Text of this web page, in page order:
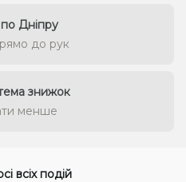
Дніпру
до рук
знижок
менше
всіх подій